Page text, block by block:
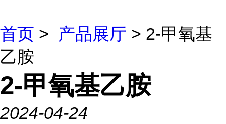
首页 > 产品展厅 > 2-甲氧基
乙胺
2-甲氧基乙胺
2024-04-24